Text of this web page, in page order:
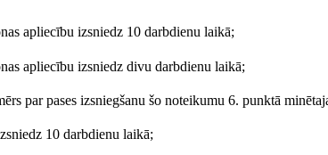
apliecību izsniedz 10 darbdienu laikā;
apliecību izsniedz divu darbdienu laikā;
par pases izsniegšanu šo noteikumu 6. punktā
10 darbdienu laikā;